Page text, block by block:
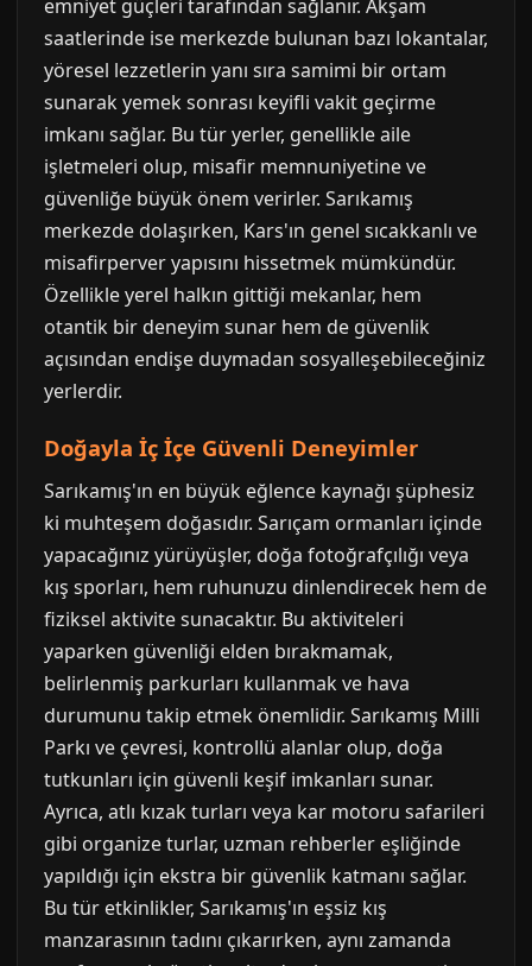
emniyet güçleri tarafından sağlanır. Akşam
saatlerinde ise merkezde bulunan bazı lokantalar,
yöresel lezzetlerin yanı sıra samimi bir ortam
sunarak yemek sonrası keyifli vakit geçirme
imkanı sağlar. Bu tür yerler, genellikle aile
işletmeleri olup, misafir memnuniyetine ve
güvenliğe büyük önem verirler. Sarıkamış
merkezde dolaşırken, Kars'ın genel sıcakkanlı ve
misafirperver yapısını hissetmek mümkündür.
Özellikle yerel halkın gittiği mekanlar, hem
otantik bir deneyim sunar hem de güvenlik
açısından endişe duymadan sosyalleşebileceğiniz
yerlerdir.
Doğayla İç İçe Güvenli Deneyimler
Sarıkamış'ın en büyük eğlence kaynağı şüphesiz
ki muhteşem doğasıdır. Sarıçam ormanları içinde
yapacağınız yürüyüşler, doğa fotoğrafçılığı veya
kış sporları, hem ruhunuzu dinlendirecek hem de
fiziksel aktivite sunacaktır. Bu aktiviteleri
yaparken güvenliği elden bırakmamak,
belirlenmiş parkurları kullanmak ve hava
durumunu takip etmek önemlidir. Sarıkamış Milli
Parkı ve çevresi, kontrollü alanlar olup, doğa
tutkunları için güvenli keşif imkanları sunar.
Ayrıca, atlı kızak turları veya kar motoru safarileri
gibi organize turlar, uzman rehberler eşliğinde
yapıldığı için ekstra bir güvenlik katmanı sağlar.
Bu tür etkinlikler, Sarıkamış'ın eşsiz kış
manzarasının tadını çıkarırken, aynı zamanda